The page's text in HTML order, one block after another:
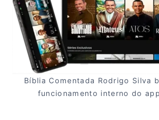
Bíblia Comentada Rodrigo Silva
funcionamento interno do